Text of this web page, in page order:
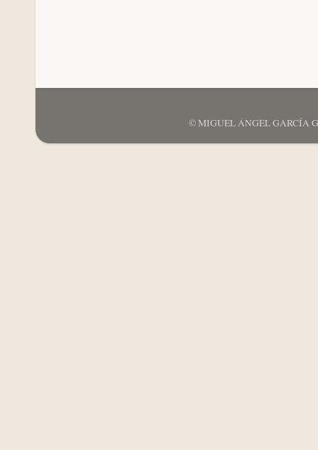
© MIGUEL ÁNGEL GARCÍA